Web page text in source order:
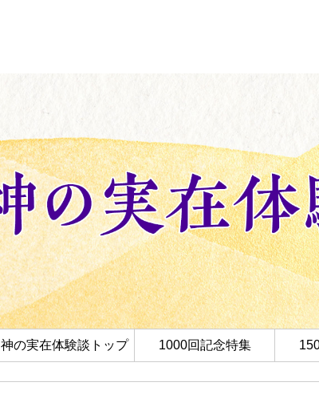
神の実在体験談トップ 1000回記念特集